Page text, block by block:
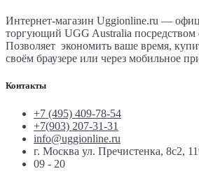
Интернет-магазин Uggionline.ru —
торгующий UGG Australia посредством
Позволяет экономить ваше время,
своём браузере или через мобильное
Контакты
+7 (495) 409-78-54
+7(903) 207-31-31
info@uggionline.ru
г. Москва ул. Пречистенка, 8с2,
09 - 20